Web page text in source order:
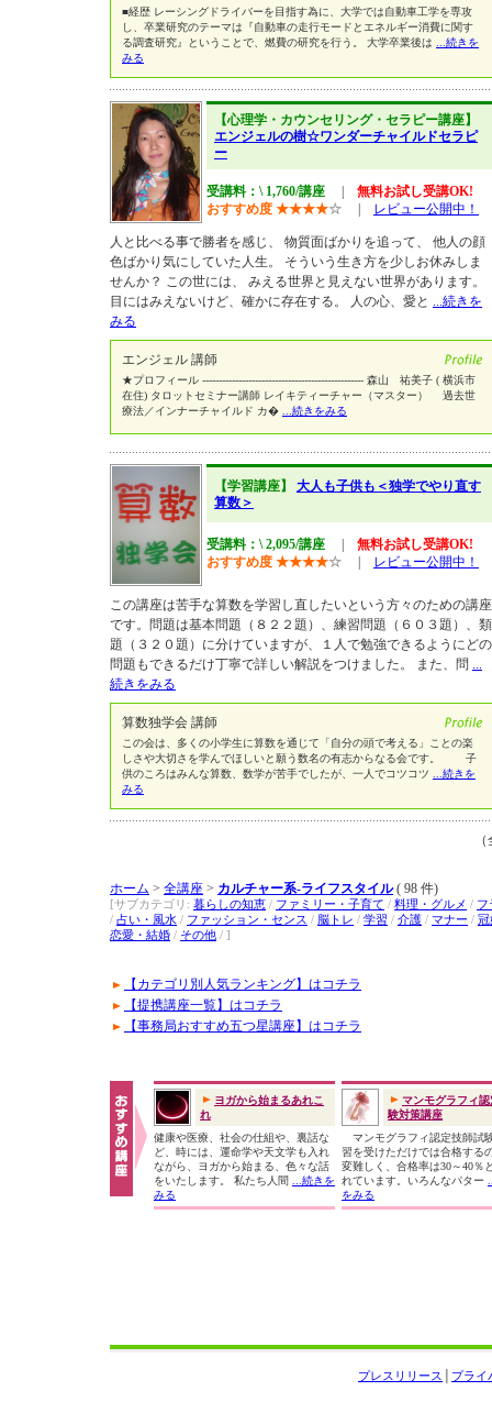
■経歴 レーシングドライバーを目指す為に、大学では自動車工学を専攻
し、卒業研究のテーマは『自動車の走行モードとエネルギー消費に関す
る調査研究』ということで、燃費の研究を行う。 大学卒業後は
...続きを
みる
【心理学・カウンセリング・セラピー講座】
エンジェルの樹☆ワンダーチャイルドセラピ
ー
受講料：\ 1,760/講座
無料お試し受講OK!
おすすめ度 ★★★★☆ レビュー公開中！
人と比べる事で勝者を感じ、 物質面ばかりを追って、 他人の顔
色ばかり気にしていた人生。 そういう生き方を少しお休みしま
せんか？ この世には、 みえる世界と見えない世界があります。
目にはみえないけど、確かに存在する。 人の心、愛と ...続きを
みる
エンジェル 講師
★プロフィール ------------------------------------------------- 森山 祐美子 ( 横浜市
在住) タロットセミナー講師 レイキティーチャー（マスター） 過去世
療法／インナーチャイルド カ�
...続きをみる
【学習講座】 大人も子供も＜独学でやり直す
算数＞
受講料：\ 2,095/講座
無料お試し受講OK!
おすすめ度 ★★★★☆ レビュー公開中！
この講座は苦手な算数を学習し直したいという方々のための講座
です。問題は基本問題（８２２題）、練習問題（６０３題）、類
題（３２０題）に分けていますが、１人で勉強できるようにどの
問題もできるだけ丁寧で詳しい解説をつけました。 また、問 ...
続きをみる
算数独学会 講師
この会は、多くの小学生に算数を通じて「自分の頭で考える」ことの楽
しさや大切さを学んでほしいと願う数名の有志からなる会です。 子
供のころはみんな算数、数学が苦手でしたが、一人でコツコツ
...続きを
みる
ホーム > 全講座 > カルチャー系-ライフスタイル( 98 件)
[サブカテゴリ: 暮らしの知恵 / ファミリー・子育て / 料理・グルメ / フ
/ 占い・風水 / ファッション・センス / 脳トレ / 学習 / 介護 / マナー / 冠
恋愛・結婚 / その他 / ]
【カテゴリ別人気ランキング】はコチラ
【提携講座一覧】はコチラ
【事務局おすすめ五つ星講座】はコチラ
ヨガから始まるあれこ
れ
健康や医療、社会の仕組や、裏話な
ど、時には、運命学や天文学も入れ
ながら、ヨガから始まる、色々な話
をいたします。 私たち人間
...続きを
みる
マンモグラフィ認
験対策講座
マンモグラフィ認定技師試
習を受けただけでは合格する
変難しく、合格率は30～40％
れています。いろんなパター
をみる
プライ
プレスリリース